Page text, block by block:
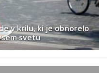
v krilu, ki je obnorelo
svetu